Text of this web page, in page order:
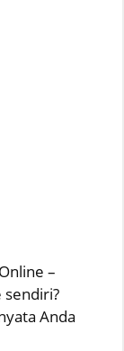
–
Anda